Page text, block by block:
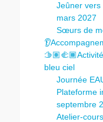
Jeûner vers
mars 2027
Sœurs de
bleu ciel
Journée
Plateforme
septembre
Atelier-